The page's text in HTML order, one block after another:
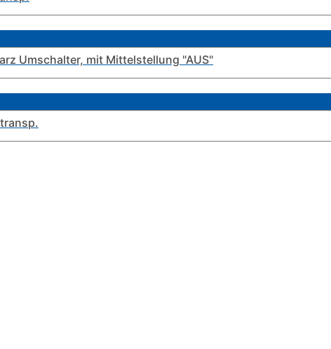
Umschalter, mit Mittelstellung "AUS"